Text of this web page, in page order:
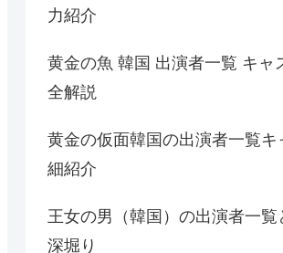
力紹介
黄金の魚 韓国 出演者一覧 キャ
全解説
黄金の仮面韓国の出演者一覧キ
細紹介
王女の男（韓国）の出演者一覧
深堀り